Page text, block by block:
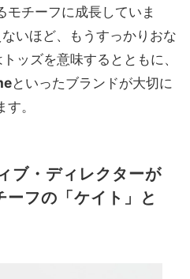
モチーフに成長していま
いほど、もうすっかりおな
ッズを意味するとともに、
といったブランドが大切に
。
ブ・ディレクターが
ーフの「ケイト」と